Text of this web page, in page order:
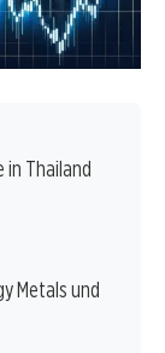
in Thailand
Metals und